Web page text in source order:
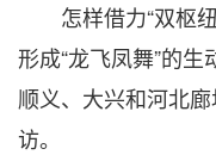
怎样借力“双枢纽
形成“龙飞凤舞”的
顺义、大兴和河北
访。